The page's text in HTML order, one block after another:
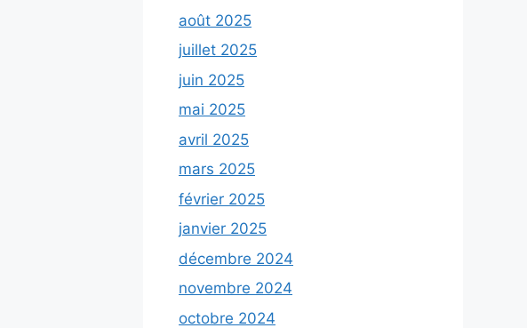
août 2025
juillet 2025
juin 2025
mai 2025
avril 2025
mars 2025
février 2025
janvier 2025
décembre 2024
novembre 2024
octobre 2024